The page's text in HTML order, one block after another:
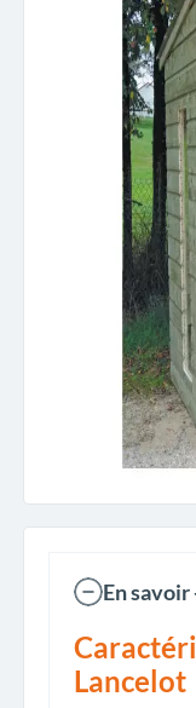
En savoir
Lancelot